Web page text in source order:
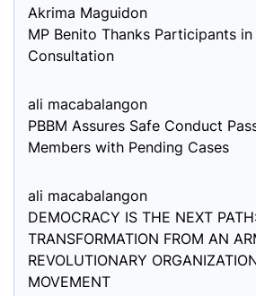
Akrima Maguidon
MP Benito Thanks Participants in
Consultation
ali macabalangon
PBBM Assures Safe Conduct
Members with Pending Cases
ali macabalangon
DEMOCRACY IS THE NEXT
TRANSFORMATION FROM AN
REVOLUTIONARY
MOVEMENT